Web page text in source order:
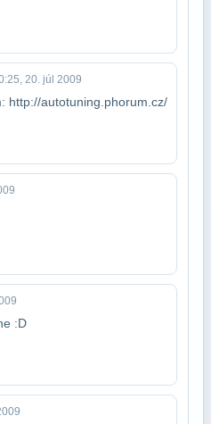
20. júl 2009
http://autotuning.phorum.cz/
:D